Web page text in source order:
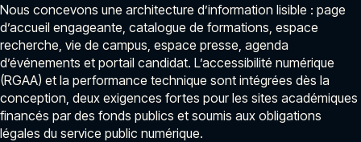
Nous concevons une architecture d’information lisible : page
d’accueil engageante, catalogue de formations, espace
recherche, vie de campus, espace presse, agenda
d’événements et portail candidat. L’accessibilité numérique
(RGAA) et la performance technique sont intégrées dès la
conception, deux exigences fortes pour les sites académiques
financés par des fonds publics et soumis aux obligations
légales du service public numérique.